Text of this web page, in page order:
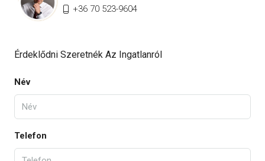
+36 70 523-9604
Érdeklődni Szeretnék Az Ingatlanról
Név
Telefon